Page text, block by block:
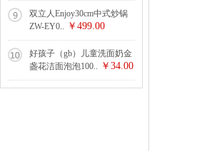
双立人Enjoy30cm中式炒锅
ZW-EY0.. ￥499.00
好孩子（gb）儿童洗面奶金
盏花洁面泡泡100.. ￥34.00